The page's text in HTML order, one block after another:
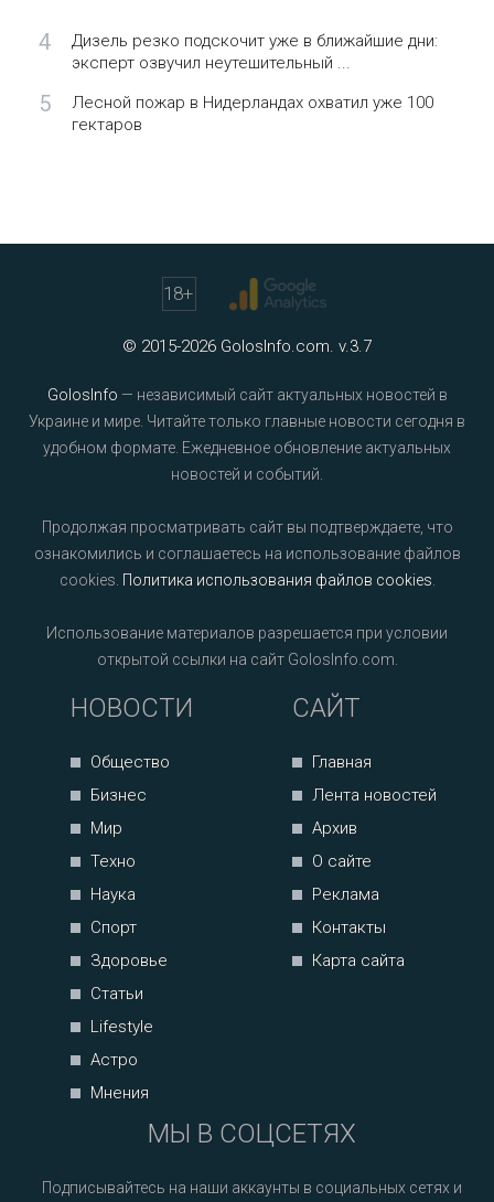
4
Дизель резко подскочит уже в ближайшие дни:
эксперт озвучил неутешительный ...
5
Лесной пожар в Нидерландах охватил уже 100
гектаров
18+
© 2015-2026 GolosInfo.com. v.3.7
GolosInfo — независимый сайт актуальных новостей в
Украине и мире. Читайте только главные новости сегодня в
удобном формате. Ежедневное обновление актуальных
новостей и событий.
Продолжая просматривать сайт вы подтверждаете, что
ознакомились и соглашаетесь на использование файлов
cookies. Политика использования файлов cookies
Использование материалов разрешается при условии
открытой ссылки на сайт GolosInfo.com.
НОВОСТИ
Общество
Бизнес
Мир
Техно
Наука
Спорт
Здоровье
Статьи
Lifestyle
Астро
Мнения
САЙТ
Главная
Лента новостей
Архив
О сайте
Реклама
Контакты
Карта сайта
МЫ В СОЦСЕТЯХ
Подписывайтесь на наши аккаунты в социальных сетях и